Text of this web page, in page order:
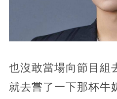
也沒敢當場向節目組
就去嘗了一下那杯牛